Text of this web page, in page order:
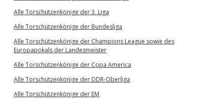
Alle Torschützenkönige der 3. Liga
Alle Torschützenkönige der Bundesliga
Alle Torschützenkönige der Champions League sowie des
Europapokals der Landesmeister
Alle Torschützenkönige der Copa America
Alle Torschützenkönige der DDR-Oberliga
Alle Torschützenkönige der EM